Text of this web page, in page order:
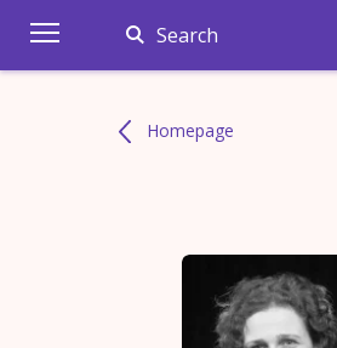
Search
Homepage